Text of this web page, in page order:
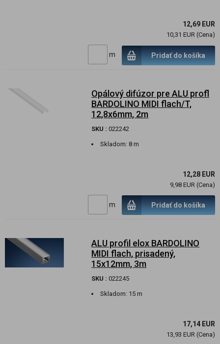
12,69 EUR
10,31 EUR (Cena)
m Pridať do košíka
Opálový difúzor pre ALU profl
BARDOLINO MIDI flach/T,
12,8x6mm, 2m
SKU : 022242
Skladom: 8 m
12,28 EUR
9,98 EUR (Cena)
m Pridať do košíka
ALU profil elox BARDOLINO
MIDI flach, prisadený,
15x12mm, 3m
SKU : 022245
Skladom: 15 m
17,14 EUR
13,93 EUR (Cena)